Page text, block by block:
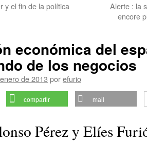
y el fin de la política
Alerte : la
encore
económica del
de los negocios
de 2013 porefurio
compartir mail
Pérez y Elíes